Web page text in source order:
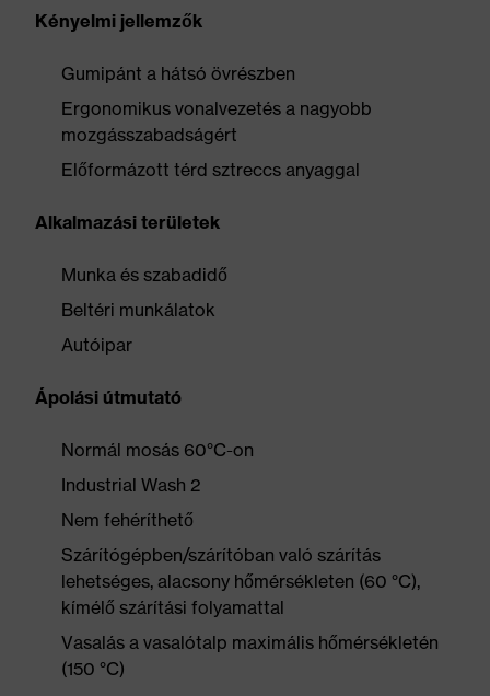
Kényelmi jellemzők
Gumipánt a hátsó övrészben
Ergonomikus vonalvezetés a nagyobb
mozgásszabadságért
Előformázott térd sztreccs anyaggal
Alkalmazási területek
Munka és szabadidő
Beltéri munkálatok
Autóipar
Ápolási útmutató
Normál mosás 60°C-on
Industrial Wash 2
Nem fehéríthető
Szárítógépben/szárítóban való szárítás
lehetséges, alacsony hőmérsékleten (60 °C),
kímélő szárítási folyamattal
Vasalás a vasalótalp maximális hőmérsékletén
(150 °C)